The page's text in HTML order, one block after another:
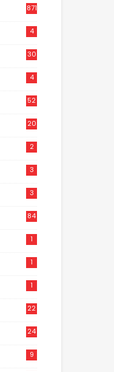
871
4
30
4
52
20
2
3
3
84
1
1
1
22
24
9